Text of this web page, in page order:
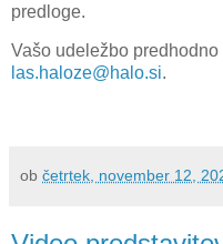
predloge.
Vašo udeležbo
las.haloze@halo.si.
ob četrtek, november 12,